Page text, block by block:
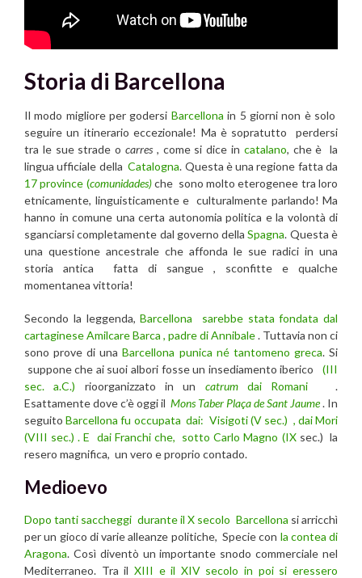
Storia di Barcellona
Il modo migliore per godersi Barcellona in 5 giorni non è solo
seguire un itinerario eccezionale! Ma è sopratutto perdersi
tra le sue strade o carres , come si dice in catalano, che è la
lingua ufficiale dellaCatalogna. Questa è una regione fatta da
17 province (comunidades)che sono molto eterogenee tra loro
etnicamente, linguisticamente e culturalmente parlando! Ma
hanno in comune una certa autonomia politica e la volontà di
sganciarsi completamente dal governo dellaSpagna. Questa è
una questione ancestrale che affonda le sue radici in una
storia antica fatta di sangue , sconfitte e qualche
momentanea vittoria!
Secondo la leggenda,Barcellona
sarebbe stata fondata dal
cartaginese Amilcare Barca , padre di Annibale. Tuttavia non ci
sono prove di unaBarcellona punica né tantomeno greca. Si
suppone che ai suoi albori fosse un insediamento iberico
(III
sec. a.C.) rioorganizzato in un catrumdai Romani
.
Esattamente dove c’è oggi il Mons Taber Plaça de Sant Jaume. In
seguitoBarcellona fu occupata dai: Visigoti (V sec.) , dai Mori
(VIII sec.) . E dai Franchi che, sotto Carlo Magno (IXsec.) la
resero magnifica, un vero e proprio contado.
Medioevo
Dopo tanti saccheggi durante il X secolo Barcellona si arricchì
per un gioco di varie alleanze politiche, Specie con la contea di
Aragona. Così diventò un importante snodo commerciale nel
Mediterraneo. Tra il XIII e il XIV secolo in poi si eressero